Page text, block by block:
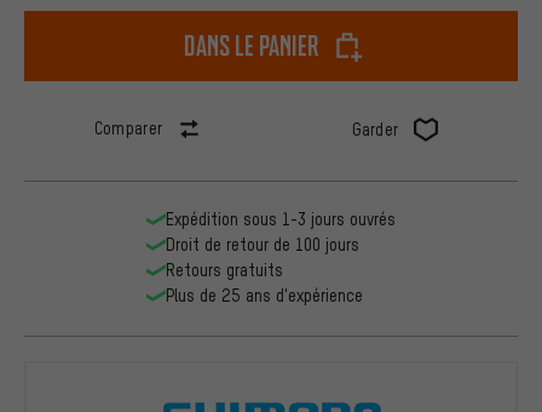
dans le panier
Comparer Garder
Expédition sous 1-3 jours ouvrés
Droit de retour de 100 jours
Retours gratuits
Plus de 25 ans d'expérience